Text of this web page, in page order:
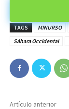
TAGS MINURSO
Sáhara Occidental
Artículo anterior